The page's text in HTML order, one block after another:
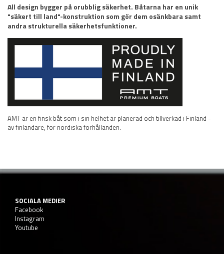
All design bygger på orubblig säkerhet. Båtarna har en unik
"säkert till land"-konstruktion som gör dem osänkbara samt
andra strukturella säkerhetsfunktioner.
AMT är en finsk båt som i sin helhet är planerad och tillverkad i Finland -
av finländare, för nordiska förhållanden.
SOCIALA MEDIER
Facebook
Instagram
Youtube